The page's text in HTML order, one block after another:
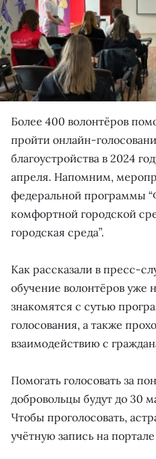
Более 400 волонтёров
пройти онлайн-
благоустройства в 2024
апреля. Напомним,
федеральной программы
комфортной городской
городская среда”.
Как рассказали в пресс-
обучение волонтёров уже
знакомятся с сутью
голосования, а также
взаимодействию с
Помогать голосовать за
добровольцы будут до 30
Чтобы проголосовать,
учётную запись на портале